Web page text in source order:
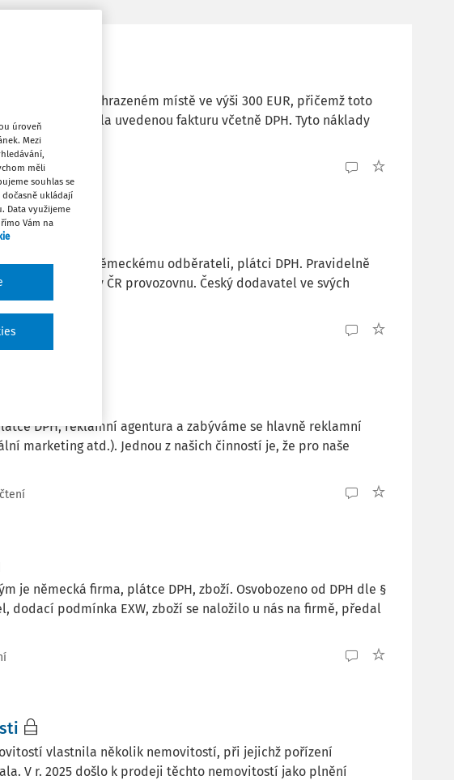
na vyhrazeném místě ve výši 300 EUR, přičemž toto
(B) vystavila uvedenou fakturu včetně DPH. Tyto náklady
služby německému odběrateli, plátci DPH. Pravidelně
nemá v ČR provozovnu. Český dodavatel ve svých
DPH, reklamní agentura a zabýváme se hlavně reklamní
marketing atd.). Jednou z našich činností je, že pro naše
je německá firma, plátce DPH, zboží. Osvobozeno od DPH dle §
dodací podmínka EXW, zboží se naložilo u nás na firmě, předal
vlastnila několik nemovitostí, při jejichž pořízení
V r. 2025 došlo k prodeji těchto nemovitostí jako plnění
úroveň
Mezi
měli
souhlas se
ukládají
Data využijeme
Vám na